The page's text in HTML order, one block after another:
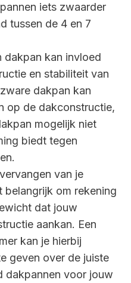
iets zwaarder
tussen de 4 en 7
dakpan kan invloed
en stabiliteit van
dakpan kan
op de dakconstructie,
mogelijk niet
biedt tegen
van je
belangrijk om rekening
dat jouw
aankan. Een
kan je hierbij
geven over de juiste
dakpannen voor jouw